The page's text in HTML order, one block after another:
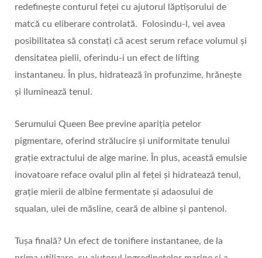
redefinește conturul feței cu ajutorul lăptișorului de
matcă cu eliberare controlată. Folosindu-l, vei avea
posibilitatea să constați că acest serum reface volumul și
densitatea pielii, oferindu-i un efect de lifting
instantaneu. În plus, hidratează în profunzime, hrănește
și iluminează tenul.
Serumului Queen Bee previne apariția petelor
pigmentare, oferind strălucire și uniformitate tenului
grație extractului de alge marine. În plus, această emulsie
inovatoare reface ovalul plin al feței și hidratează tenul,
grație mierii de albine fermentate și adaosului de
squalan, ulei de măsline, ceară de albine și pantenol.
Tușa finală? Un efect de tonifiere instantanee, de la